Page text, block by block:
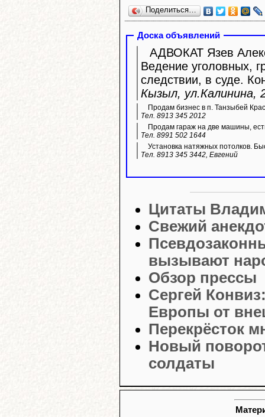
Поделиться…
Доска объявлений
АДВОКАТ Язев
Ведение уголовных,
следствии, в суде.
Кызыл, ул.Калинина,
Продам бизнес в п. Танзыбей
Тел. 8913 345 2012
Продам гараж на две машины,
Тел. 8991 502 1644
Установка натяжных потолков.
Тел. 8913 345 3442, Евгений
Цитаты
Свежий
вызывают
Обзор прессы
Сергей
Европы от
Перекрёсток
Новый
солдаты